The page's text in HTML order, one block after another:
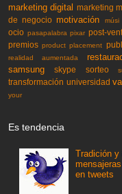
marketing digital marketing
de negocio motivación músi
ocio pasapalabra pixar post-
premios product placement
realidad aumentada
samsung skype sorteo
transformación universidad
your
Es tendencia
Tradición
en tweets